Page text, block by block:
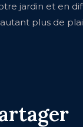
jardin et en
plus de